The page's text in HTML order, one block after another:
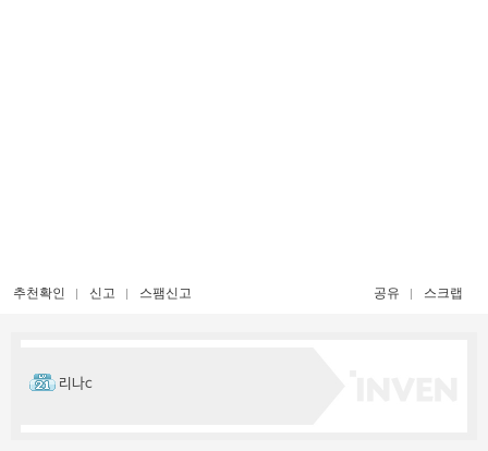
추천확인 신고 스팸신고 공유 스크랩
리나c